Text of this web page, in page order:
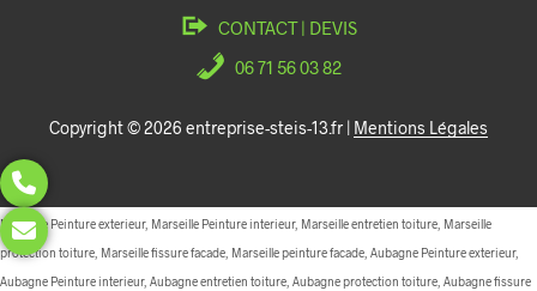
CONTACT | DEVIS
06 71 56 03 82
Copyright © 2026 entreprise-steis-13.fr | Mentions Légales
Marseille Peinture exterieur, Marseille Peinture interieur, Marseille entretien toiture, Marseille
protection toiture, Marseille fissure facade, Marseille peinture facade, Aubagne Peinture exterieur,
Aubagne Peinture interieur, Aubagne entretien toiture, Aubagne protection toiture, Aubagne fissure